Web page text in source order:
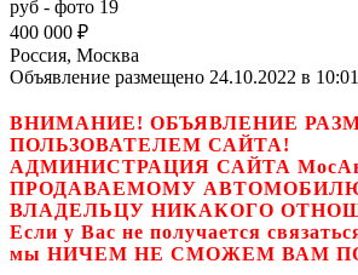
400 000 ₽
Россия, Москва
Объявление размещено 24.10.2022 в 10:01
ВНИМАНИЕ! ОБЪЯВЛЕНИЕ
ПОЛЬЗОВАТЕЛЕМ САЙТА!
АДМИНИСТРАЦИЯ САЙТА
ПРОДАВАЕМОМУ
ВЛАДЕЛЬЦУ НИКАКОГО
Если у Вас не получается
мы НИЧЕМ НЕ СМОЖЕМ ВАМ